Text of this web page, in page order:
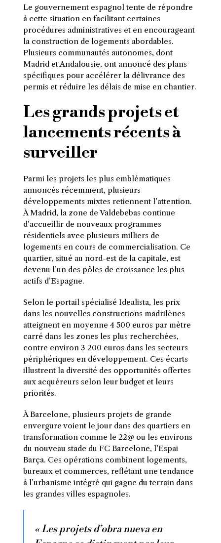
Le gouvernement espagnol tente de répondre
à cette situation en facilitant certaines
procédures administratives et en encourageant
la construction de logements abordables.
Plusieurs communautés autonomes, dont
Madrid et Andalousie, ont annoncé des plans
spécifiques pour accélérer la délivrance des
permis et réduire les délais de mise en chantier.
Les grands projets et
lancements récents à
surveiller
Parmi les projets les plus emblématiques
annoncés récemment, plusieurs
développements mixtes retiennent l’attention.
À Madrid, la zone de Valdebebas continue
d’accueillir de nouveaux programmes
résidentiels avec plusieurs milliers de
logements en cours de commercialisation. Ce
quartier, situé au nord-est de la capitale, est
devenu l’un des pôles de croissance les plus
actifs d’Espagne.
Selon le portail spécialisé Idealista, les prix
dans les nouvelles constructions madrilènes
atteignent en moyenne 4 500 euros par mètre
carré dans les zones les plus recherchées,
contre environ 3 200 euros dans les secteurs
périphériques en développement. Ces écarts
illustrent la diversité des opportunités offertes
aux acquéreurs selon leur budget et leurs
priorités.
À Barcelone, plusieurs projets de grande
envergure voient le jour dans des quartiers en
transformation comme le 22@ ou les environs
du nouveau stade du FC Barcelone, l’Espai
Barça. Ces opérations combinent logements,
bureaux et commerces, reflétant une tendance
à l’urbanisme intégré qui gagne du terrain dans
les grandes villes espagnoles.
« Les projets d’obra nueva en